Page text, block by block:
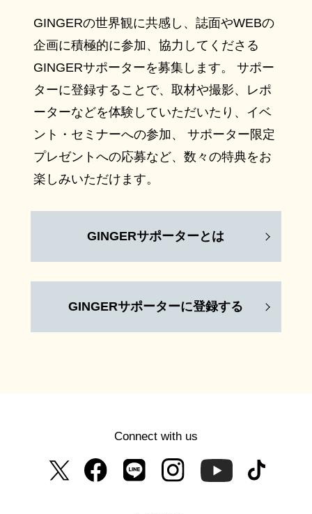
GINGERの世界観に共感し、誌面やWEBの
企画に積極的に参加、協力してくださる
GINGERサポーターを募集します。 サポー
ターに登録することで、取材や撮影、レポ
ーターなどを体験していただいたり、イベ
ント・セミナーへの参加、 サポーター限定
プレゼントへの応募など、数々の特典をお
楽しみいただけます。
GINGERサポーターとは
GINGERサポーターに登録する
Connect with us